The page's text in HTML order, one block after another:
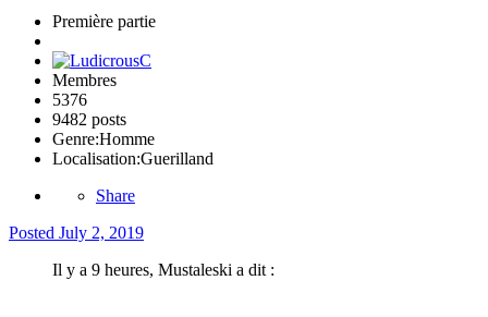
Première partie
Membres
5376
9482 posts
Genre:Homme
Localisation:Guerilland
Share
Posted July 2, 2019
Il y a 9 heures, Mustaleski a dit :